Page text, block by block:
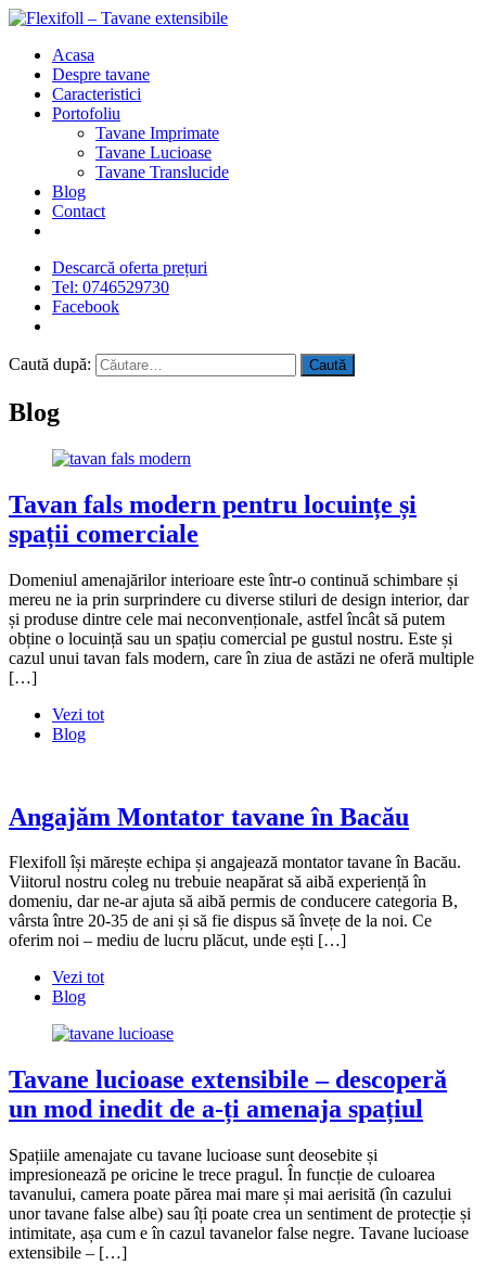
Acasa
Despre tavane
Caracteristici
Portofoliu
Tavane Imprimate
Tavane Lucioase
Tavane Translucide
Blog
Contact
Descarcă oferta prețuri
Tel: 0746529730
Facebook
Caută după:
Blog
Tavan fals modern pentru locuințe și
spații comerciale
Domeniul amenajărilor interioare este într-o continuă schimbare și
mereu ne ia prin surprindere cu diverse stiluri de design interior, dar
și produse dintre cele mai neconvenționale, astfel încât să putem
obține o locuință sau un spațiu comercial pe gustul nostru. Este și
cazul unui tavan fals modern, care în ziua de astăzi ne oferă multiple
[…]
Vezi tot
Blog
Angajăm Montator tavane în Bacău
Flexifoll își mărește echipa și angajează montator tavane în Bacău.
Viitorul nostru coleg nu trebuie neapărat să aibă experiență în
domeniu, dar ne-ar ajuta să aibă permis de conducere categoria B,
vârsta între 20-35 de ani și să fie dispus să învețe de la noi. Ce
oferim noi – mediu de lucru plăcut, unde ești […]
Vezi tot
Blog
Tavane lucioase extensibile – descoperă
un mod inedit de a-ți amenaja spațiul
Spațiile amenajate cu tavane lucioase sunt deosebite și
impresionează pe oricine le trece pragul. În funcție de culoarea
tavanului, camera poate părea mai mare și mai aerisită (în cazului
unor tavane false albe) sau îți poate crea un sentiment de protecție și
intimitate, așa cum e în cazul tavanelor false negre. Tavane lucioase
extensibile – […]